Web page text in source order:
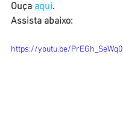
Ouça aqui.
Assista abaixo:
https://youtu.be/PrEGh_SeWq0